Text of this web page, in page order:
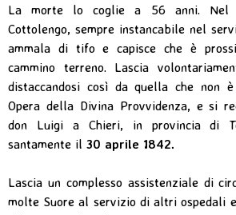
La morte lo coglie a 56 anni. Nel
Cottolengo, sempre instancabile nel
ammala di tifo e capisce che è
cammino terreno. Lascia
distaccandosi così da quella che non
Opera della Divina Provvidenza, e si
don Luigi a Chieri, in provincia di
santamente il 30 aprile 1842.
Lascia un complesso assistenziale di
molte Suore al servizio di altri ospedali